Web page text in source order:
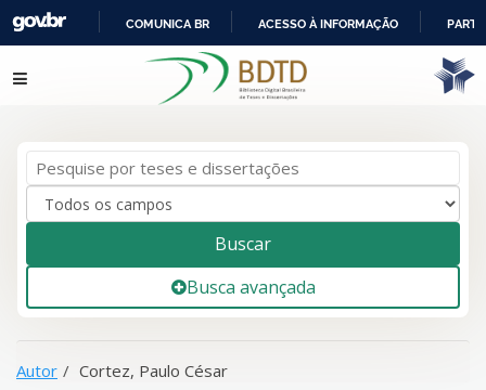
IR
PARA
COMUNICA BR ACESSO À INFORMAÇÃO
resultados de 4para a busca '
Cortez, Paulo
César
Pular para o conteúdo
Buscar
Busca avançada
Autor Cortez, Paulo César